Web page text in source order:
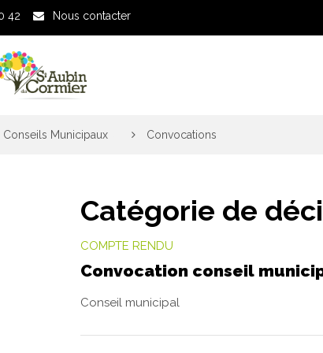
42 Nous contacter
Conseils Municipaux Convocations
Catégorie de
COMPTE RENDU
Convocation conseil
Conseil municipal